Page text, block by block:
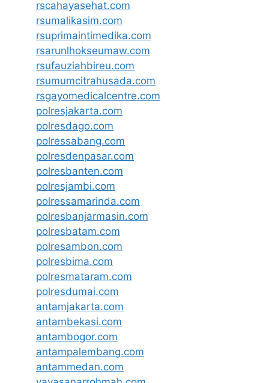
rscahayasehat.com
rsumalikasim.com
rsuprimaintimedika.com
rsarunlhokseumaw.com
rsufauziahbireu.com
rsumumcitrahusada.com
rsgayomedicalcentre.com
polresjakarta.com
polresdago.com
polressabang.com
polresdenpasar.com
polresbanten.com
polresjambi.com
polressamarinda.com
polresbanjarmasin.com
polresbatam.com
polresambon.com
polresbima.com
polresmataram.com
polresdumai.com
antamjakarta.com
antambekasi.com
antambogor.com
antampalembang.com
antammedan.com